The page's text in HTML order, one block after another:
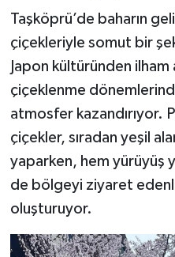
Taşköprü’de baharın
çiçekleriyle somut bir
Japon kültüründen ilham
çiçeklenme
atmosfer kazandırıyor.
çiçekler, sıradan yeşil
yaparken, hem yürüyüş
de bölgeyi ziyaret
oluşturuyor.